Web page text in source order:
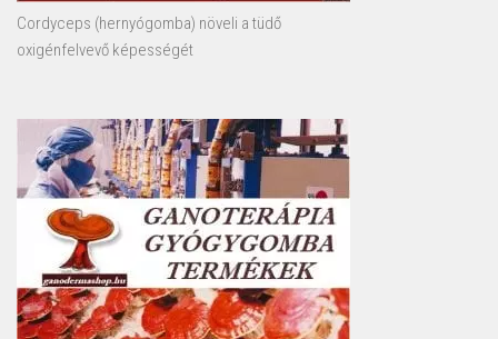
Cordyceps (hernyógomba) növeli a tüdő
oxigénfelvevő képességét